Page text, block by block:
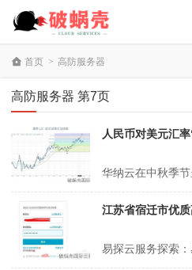
首页 > 高防服务器
高防服务器 第7页
人民币对美元汇
江苏省宿迁市优